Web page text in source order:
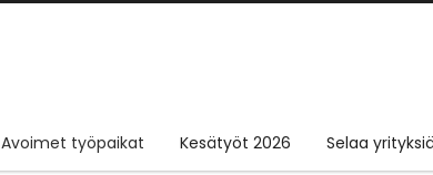
Avoimet työpaikat Kesätyöt 2026 Selaa yrityksiä